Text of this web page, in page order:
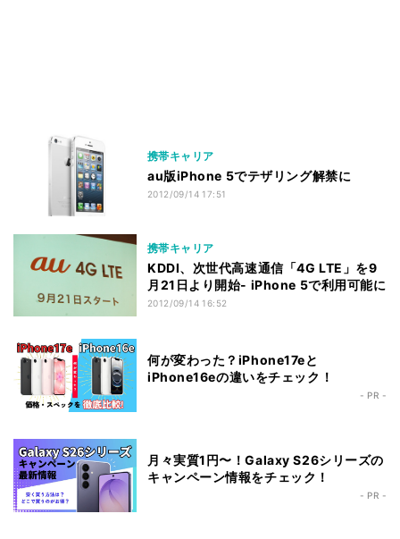
携帯キャリア
au版iPhone 5でテザリング解禁に
2012/09/14 17:51
携帯キャリア
KDDI、次世代高速通信「4G LTE」を9
月21日より開始- iPhone 5で利用可能に
2012/09/14 16:52
何が変わった？iPhone17eと
iPhone16eの違いをチェック！
- PR -
月々実質1円〜！Galaxy S26シリーズの
キャンペーン情報をチェック！
- PR -